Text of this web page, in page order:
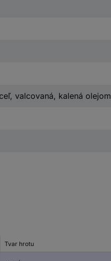
valcovaná, kalená olejom
Tvar hrotu